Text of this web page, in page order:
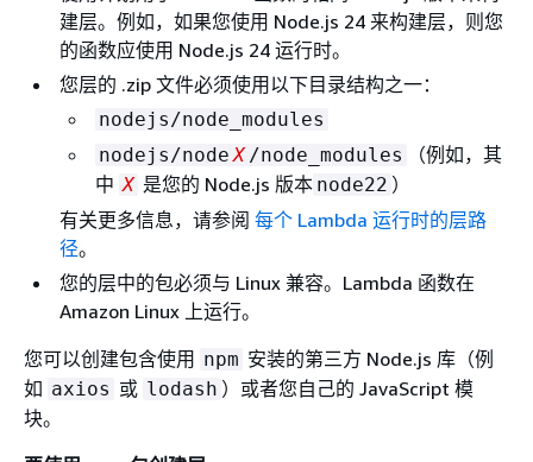
建层。例如，如果您使用 Node.js 24 来构建层，则您
的函数应使用 Node.js 24 运行时。
您层的 .zip 文件必须使用以下目录结构之一：
nodejs/node_modules
nodejs/node X /node_modules
（例如，其
中 X 是您的 Node.js 版本 node22 ）
有关更多信息，请参阅 每个 Lambda 运行时的层路
径。
您的层中的包必须与 Linux 兼容。Lambda 函数在
Amazon Linux 上运行。
您可以创建包含使用 npm 安装的第三方 Node.js 库（例
如 axios 或 lodash ）或者您自己的 JavaScript 模
块。